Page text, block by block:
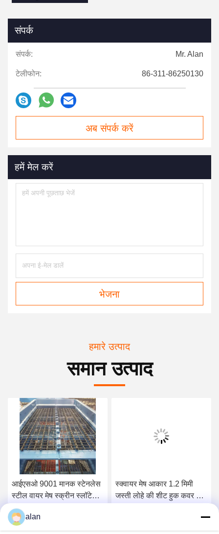
संपर्क
संपर्क: Mr. Alan
टेलीफोन: 86-311-86250130
अब संपर्क करें
हमें मेल करें
भेजना
हमारे उत्पाद
समान उत्पाद
आईएसओ 9001 मानक स्टेनलेस
स्टील वायर मेष स्क्रीन स्लॉटेड
क्वेर्री
सबसे अच्छी कीमत पाएं
स्क्वायर मेष आकार 1.2 मिमी
जस्ती लोहे की शीट हुक कवर के
alan